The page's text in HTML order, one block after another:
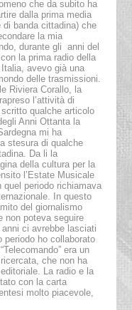
che da subito ha
dalla prima media
di banda cittadina) che
la mia
durante gli anni del
la prima radio della
avevo già una
delle trasmissioni.
Riviera Corallo, la
l’attività di
qualche articolo
Anni Ottanta la
mi ha
stesura di qualche
Da li la
della cultura per la
l’Estate Musicale
quel periodo richiamava
In questo
del giornalismo
non poteva seguire
ci avrebbe lasciati
ho collaborato
era un
che non ha
La radio e la
con la carta
molto piacevole,